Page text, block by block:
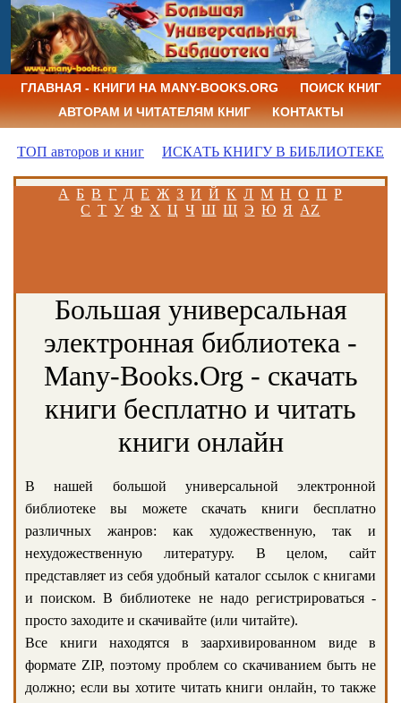
ГЛАВНАЯ - КНИГИ НА MANY-BOOKS.ORG
ПОИСК КНИГ
АВТОРАМ И ЧИТАТЕЛЯМ КНИГ
КОНТАКТЫ
ТОП авторов и книг ИСКАТЬ КНИГУ В БИБЛИОТЕКЕ
А Б В Г Д Е Ж З И Й К Л М Н О П Р
С Т У Ф Х Ц Ч Ш Щ Э Ю Я AZ
Большая универсальная
электронная библиотека -
Many-Books.Org - скачать
книги бесплатно и читать
книги онлайн
В нашей большой универсальной электронной
библиотеке вы можете скачать книги бесплатно
различных жанров: как художественную, так и
нехудожественную литературу. В целом, сайт
представляет из себя удобный каталог ссылок с книгами
и поиском. В библиотеке не надо регистрироваться -
просто заходите и скачивайте (или читайте).
Все книги находятся в заархивированном виде в
формате ZIP, поэтому проблем со скачиванием быть не
должно; если вы хотите читать книги онлайн, то также